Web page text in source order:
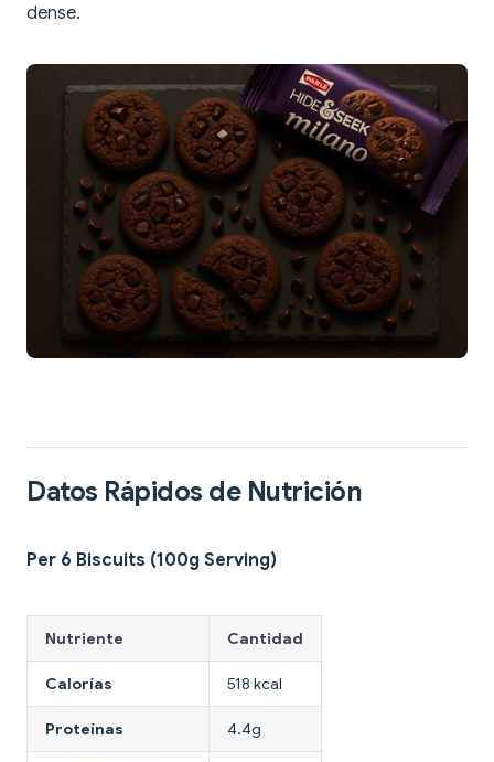
dense.
Datos Rápidos de Nutrición
Per 6 Biscuits (100g Serving)
Nutriente Cantidad
Calorías 518 kcal
Proteínas 4.4g